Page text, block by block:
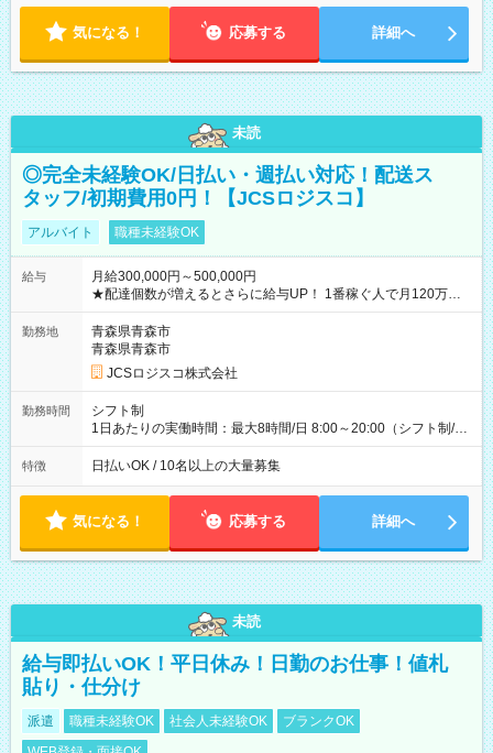
気になる！ 応募する 詳細へ
未読
◎完全未経験OK/日払い・週払い対応！配送ス
タッフ/初期費用0円！【JCSロジスコ】
アルバイト 職種未経験OK
給与
月給300,000円～500,000円
★配達個数が増えるとさらに給与UP！ 1番稼ぐ人で月120万ほ
ど！ ・主要都市エリア 月収55万円／週5日稼働 月収65万~112
万円／週6日稼働 ・地方郊外エリア 月収40万円／週5日稼働 月
収40万円~50万円／週6日稼働 ＜モデルイメージ＞ ■月収50万
円 (27歳男性/江東区在住)※元建築関係 1日150個配達×25日勤務
(日休み) ■月収80万円(43歳男性/墨田区在住)※元営業 1日200個
勤務地
青森県青森市
青森県青森市
JCSロジスコ株式会社
勤務時間
シフト制
1日あたりの実働時間：最大8時間/日 8:00～20:00（シフト制/実
働8時間） ※週5日勤務（場所次第では週4も有り） ※配達状況
によって時間外での勤務可能性有り ※案件により多少の前後あ
特徴 日払いOK / 10名以上の大量募集
気になる！ 応募する 詳細へ
未読
給与即払いOK！平日休み！日勤のお仕事！値札
貼り・仕分け
派遣 職種未経験OK 社会人未経験OK
ブランクOK